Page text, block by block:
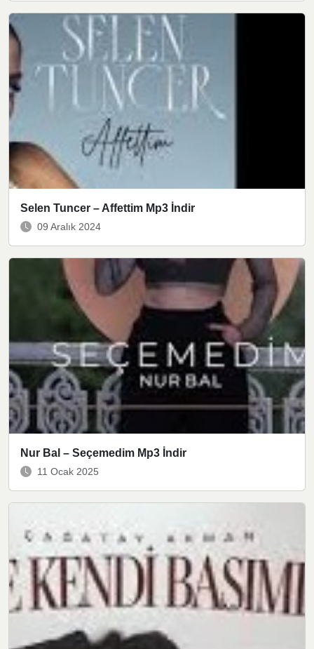
Selen Tuncer – Affettim Mp3 İndir
09 Aralık 2024
Nur Bal – Seçemedim Mp3 İndir
11 Ocak 2025